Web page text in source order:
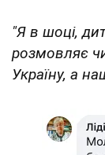
"Я в шоці,
розмовляє
Україну, а